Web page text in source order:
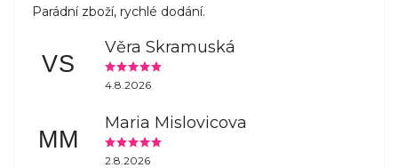
Parádní zboží, rychlé dodání.
VS
Věra Skramuská
4.8.2026
MM
Maria Mislovicova
2.8.2026